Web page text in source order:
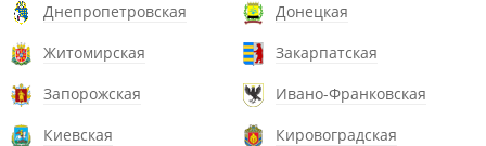
Днепропетровская
Донецкая
Житомирская
Закарпатская
Запорожская
Ивано-Франковская
Киевская
Кировоградская